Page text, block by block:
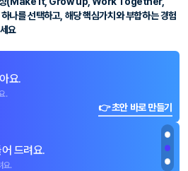
를 선택하고, 해당 핵심가치와 부합하는 경험
요
요.
.
👉 초안 바로 만들기
드려요.
요.